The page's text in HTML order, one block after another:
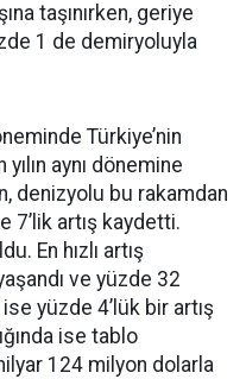
taşınırken, geriye
1 de demiryoluyla
Türkiye’nin
aynı dönemine
denizyolu bu rakamdan
7’lik artış kaydetti.
En hızlı artış
ve yüzde 32
yüzde 4’lük bir artış
ise tablo
124 milyon dolarla